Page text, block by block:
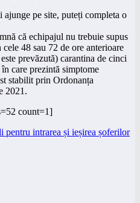
pe site, puteți completa o
că echipajul nu trebuie supus
48 sau 72 de ore anterioare
prevăzută) carantina de cinci
care prezintă simptome
stabilit prin Ordonanța
2021.
count=1]